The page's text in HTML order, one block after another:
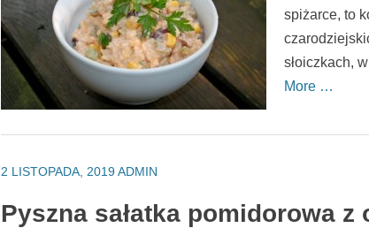
spiżarce, to
słoiczkach,
More …
2 LISTOPADA, 2019 ADMIN
Pyszna sałatka pomidorowa z